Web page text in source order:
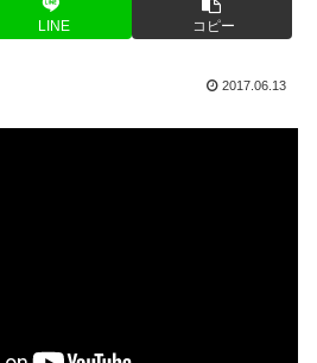
LINE コピー
2017.06.13